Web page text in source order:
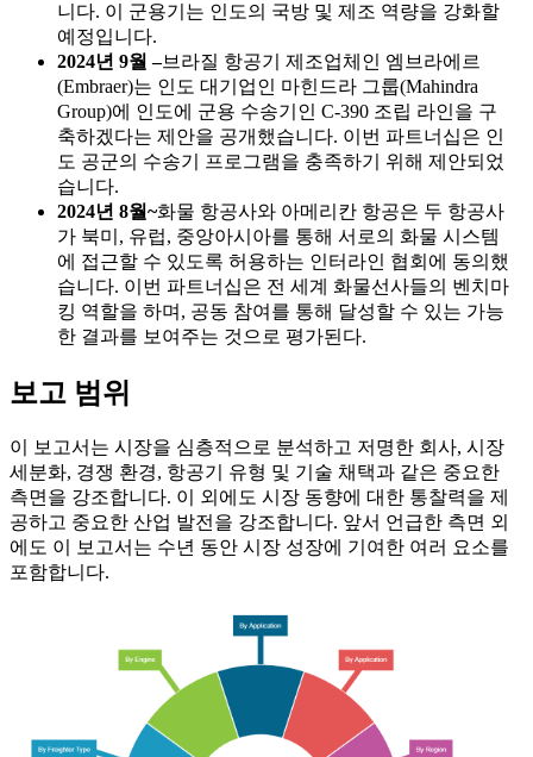
니다. 이 군용기는 인도의 국방 및 제조 역량을 강화할
예정입니다.
2024년 9월 –브라질 항공기 제조업체인 엠브라에르
(Embraer)는 인도 대기업인 마힌드라 그룹(Mahindra
Group)에 인도에 군용 수송기인 C-390 조립 라인을 구
축하겠다는 제안을 공개했습니다. 이번 파트너십은 인
도 공군의 수송기 프로그램을 충족하기 위해 제안되었
습니다.
2024년 8월~화물 항공사와 아메리칸 항공은 두 항공사
가 북미, 유럽, 중앙아시아를 통해 서로의 화물 시스템
에 접근할 수 있도록 허용하는 인터라인 협회에 동의했
습니다. 이번 파트너십은 전 세계 화물선사들의 벤치마
킹 역할을 하며, 공동 참여를 통해 달성할 수 있는 가능
한 결과를 보여주는 것으로 평가된다.
보고 범위
이 보고서는 시장을 심층적으로 분석하고 저명한 회사, 시장
세분화, 경쟁 환경, 항공기 유형 및 기술 채택과 같은 중요한
측면을 강조합니다. 이 외에도 시장 동향에 대한 통찰력을 제
공하고 중요한 산업 발전을 강조합니다. 앞서 언급한 측면 외
에도 이 보고서는 수년 동안 시장 성장에 기여한 여러 요소를
포함합니다.